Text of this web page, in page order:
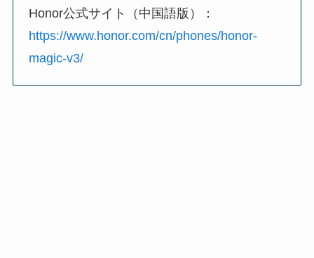
Honor公式サイト（中国語版）：
https://www.honor.com/cn/phones/honor-
magic-v3/